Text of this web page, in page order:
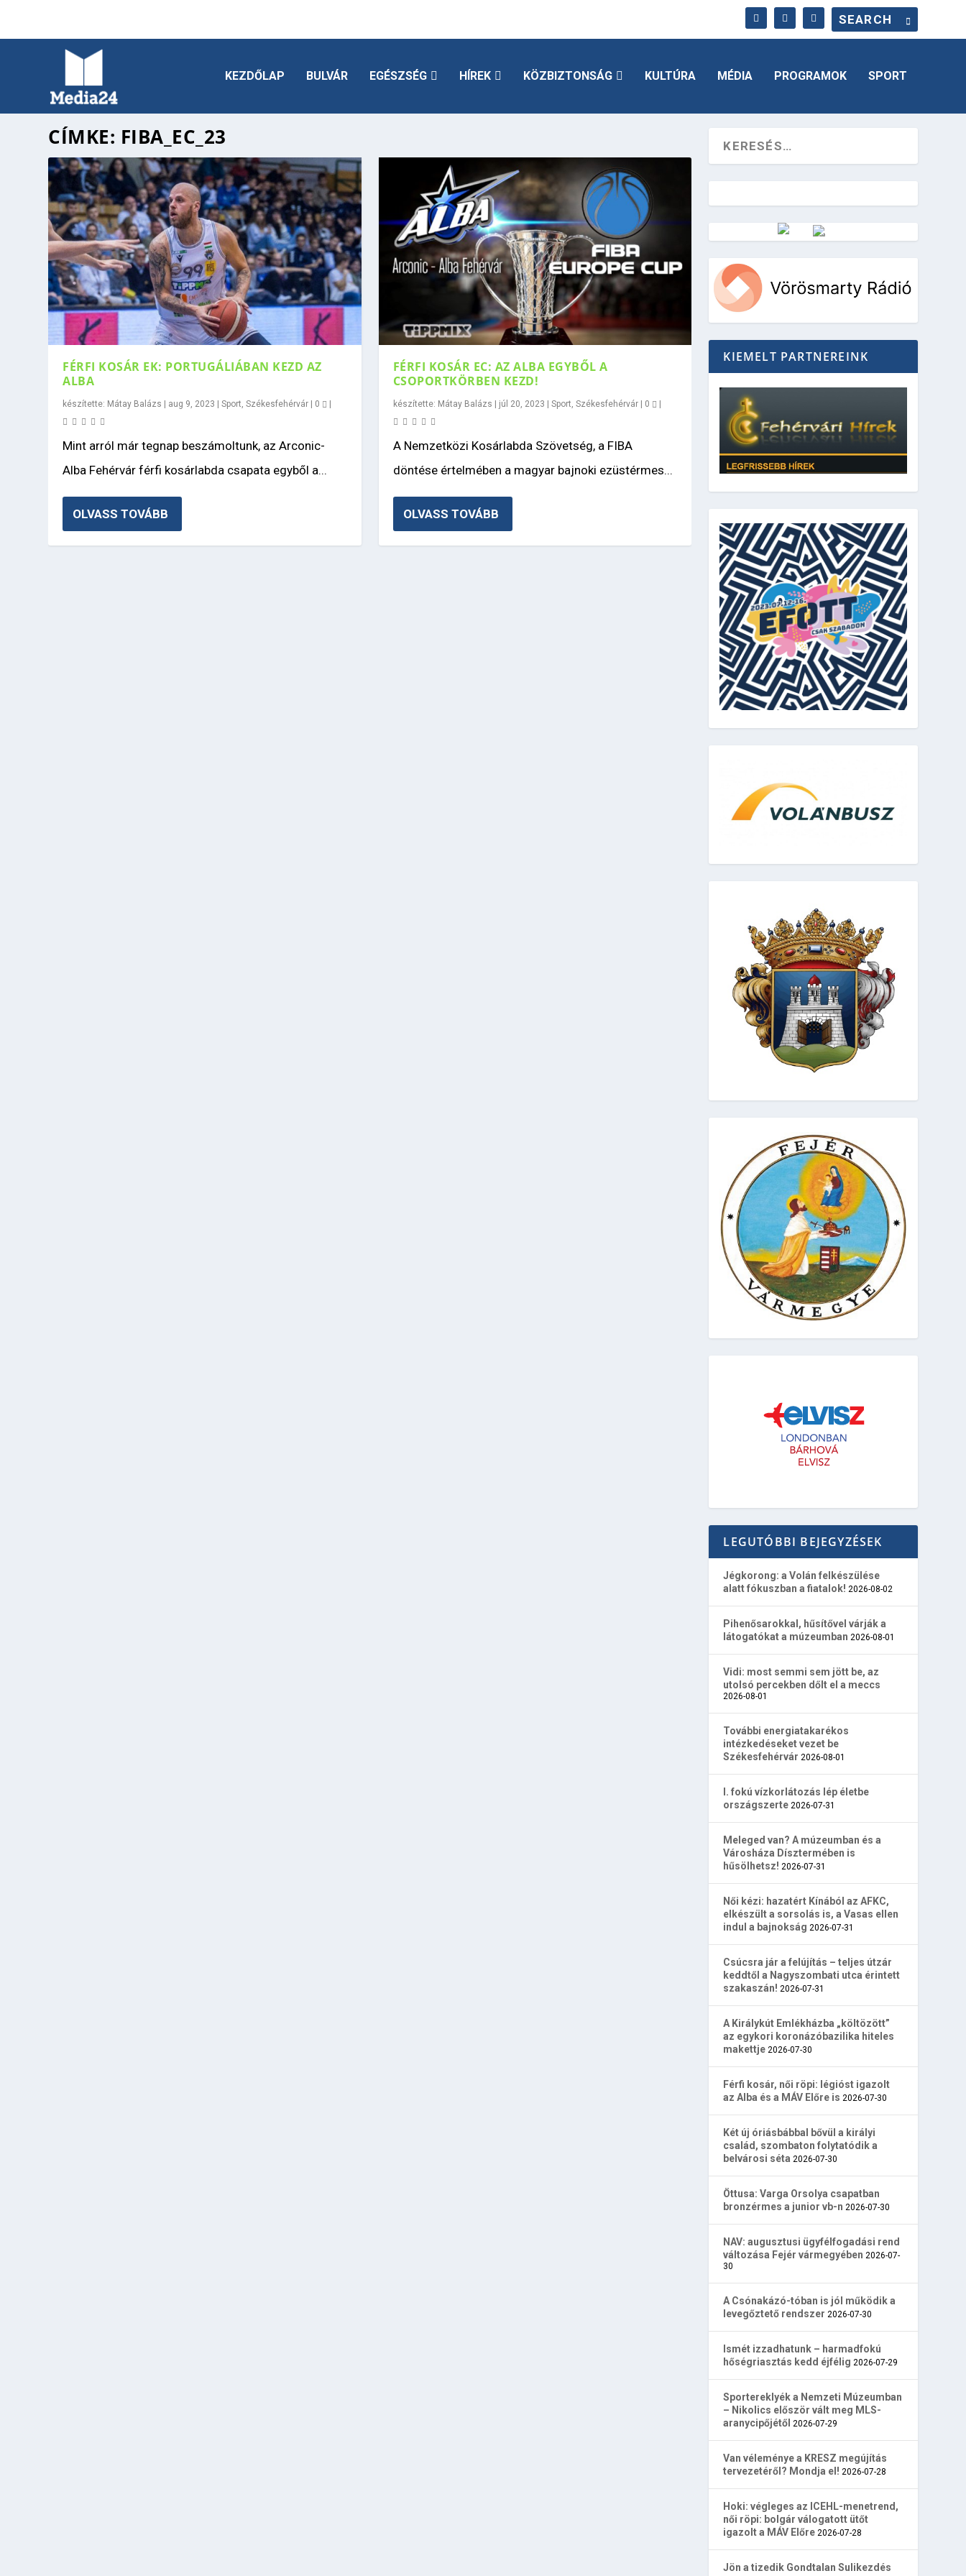
KEZDŐLAP BULVÁR EGÉSZSÉG HÍREK KÖZBIZTONSÁG KULTÚRA MÉDIA PROGRAMOK SPORT
CÍMKE: FIBA_EC_23
FÉRFI KOSÁR EK: PORTUGÁLIÁBAN KEZD AZ
ALBA
készítette: Mátay Balázs | aug 9, 2023 |Sport,Székesfehérvár | 0 |
Mint arról már tegnap beszámoltunk, az Arconic-
Alba Fehérvár férfi kosárlabda csapata egyből a...
OLVASS TOVÁBB
FÉRFI KOSÁR EC: AZ ALBA EGYBŐL A
CSOPORTKÖRBEN KEZD!
készítette: Mátay Balázs | júl 20, 2023 | Sport, Székesfehérvár| 0 |
A Nemzetközi Kosárlabda Szövetség, a FIBA
döntése értelmében a magyar bajnoki ezüstérmes...
OLVASS TOVÁBB
Vörösmarty Rádió
KIEMELT PARTNEREINK
LEGUTÓBBI BEJEGYZÉSEK
Jégkorong: a Volán felkészülése
alatt fókuszban a fiatalok! 2026-08-02
Pihenősarokkal, hűsítővel várják a
látogatókat a múzeumban 2026-08-01
Vidi: most semmi sem jött be, az
utolsó percekben dőlt el a meccs
2026-08-01
További energiatakarékos
intézkedéseket vezet be
Székesfehérvár 2026-08-01
I. fokú vízkorlátozás lép életbe
országszerte 2026-07-31
Meleged van? A múzeumban és a
Városháza Dísztermében is
hűsölhetsz! 2026-07-31
Női kézi: hazatért Kínából az AFKC,
elkészült a sorsolás is, a Vasas ellen
indul a bajnokság 2026-07-31
Csúcsra jár a felújítás – teljes útzár
keddtől a Nagyszombati utca érintett
szakaszán! 2026-07-31
A Királykút Emlékházba „költözött”
az egykori koronázóbazilika hiteles
makettje 2026-07-30
Férfi kosár, női röpi: légióst igazolt
az Alba és a MÁV Előre is 2026-07-30
Két új óriásbábbal bővül a királyi
család, szombaton folytatódik a
belvárosi séta 2026-07-30
Öttusa: Varga Orsolya csapatban
bronzérmes a junior vb-n 2026-07-30
NAV: augusztusi ügyfélfogadási rend
változása Fejér vármegyében 2026-07-
30
A Csónakázó-tóban is jól működik a
levegőztető rendszer 2026-07-30
Ismét izzadhatunk – harmadfokú
hőségriasztás kedd éjfélig 2026-07-29
Sportereklyék a Nemzeti Múzeumban
– Nikolics először vált meg MLS-
aranycipőjétől 2026-07-29
Van véleménye a KRESZ megújítás
tervezetéről? Mondja el! 2026-07-28
Hoki: végleges az ICEHL-menetrend,
női röpi: bolgár válogatott ütőt
igazolt a MÁV Előre 2026-07-28
Jön a tizedik Gondtalan Sulikezdés